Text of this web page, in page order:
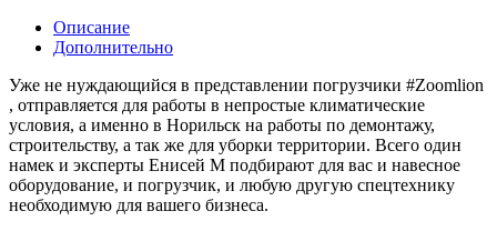
Описание
Дополнительно
Уже не нуждающийся в представлении погрузчики #Zoomlion
, отправляется для работы в непростые климатические
условия, а именно в Норильск на работы по демонтажу,
строительству, а так же для уборки территории. Всего один
намек и эксперты Енисей М подбирают для вас и навесное
оборудование, и погрузчик, и любую другую спецтехнику
необходимую для вашего бизнеса.